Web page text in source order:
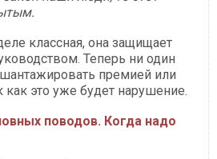
классная, она защищает
Теперь ни один
премией или
как это уже будет нарушение.
поводов. Когда надо